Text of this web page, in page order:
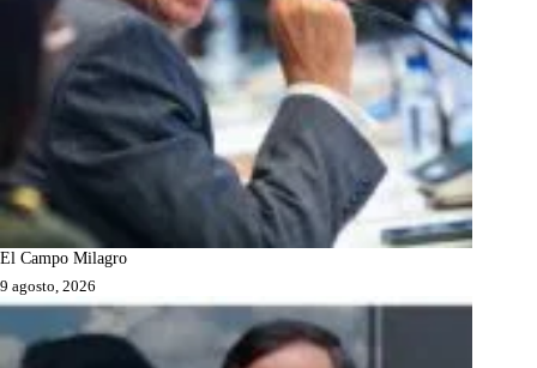
El Campo Milagro
9 agosto, 2026